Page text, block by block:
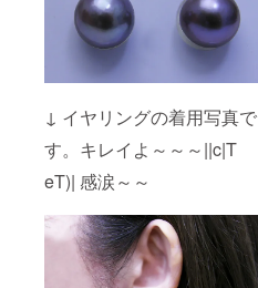
↓ イヤリングの着用写真で
す。キレイよ～～～||c|T
eT)| 感涙～～